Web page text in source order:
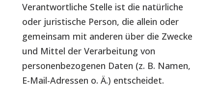
Verantwortliche Stelle ist die natürliche
oder juristische Person, die allein oder
gemeinsam mit anderen über die Zwecke
und Mittel der Verarbeitung von
personenbezogenen Daten (z. B. Namen,
E-Mail-Adressen o. Ä.) entscheidet.